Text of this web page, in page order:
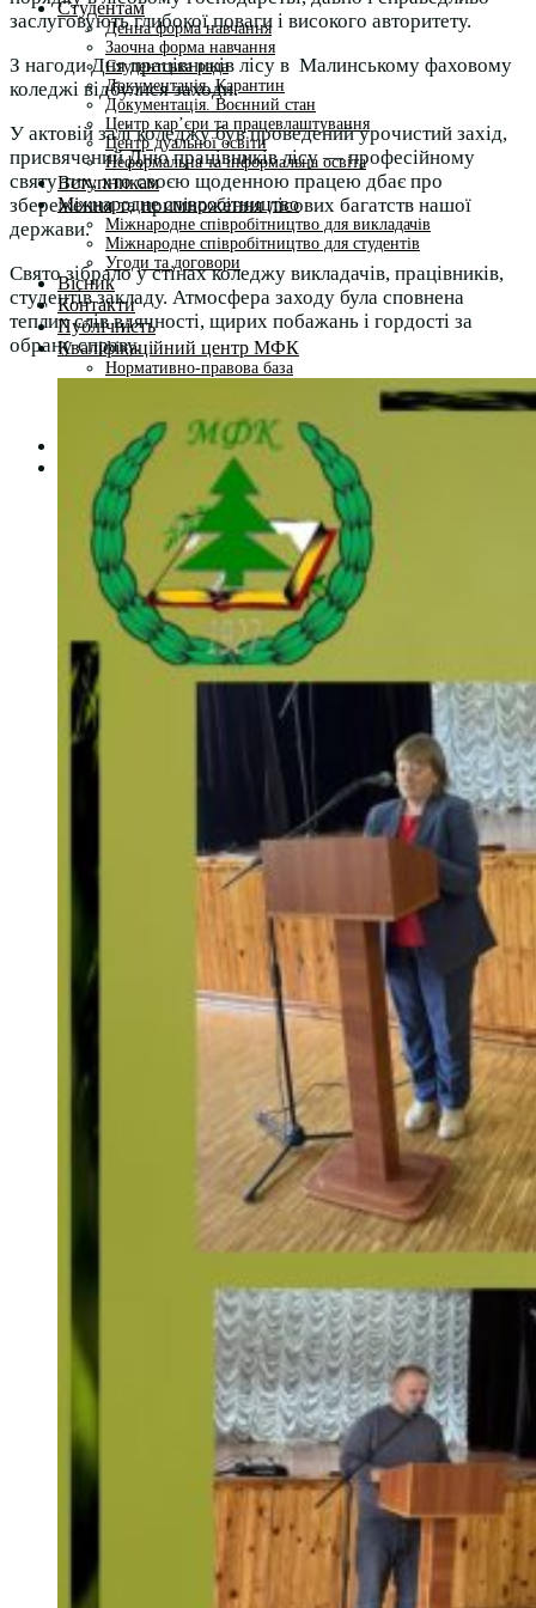
Студентам
Денна форма навчання
Заочна форма навчання
Студентська рада
Документація. Карантин
Документація. Воєнний стан
Центр кар’єри та працевлаштування
Центр дуальної освіти
Неформальна та інформальна освіта
Вступникам
Міжнародне співробітництво
Міжнародне співробітництво для викладачів
Міжнародне співробітництво для студентів
Угоди та договори
Вісник
Контакти
Публічність
Кваліфікаційний центр МФК
Нормативно-правова база
Професійні стандарти
Майстри сервісних центрів
Про формальну, неформальну та інформальну освіту
заслуговують глибокої поваги і високого авторитету.
З нагоди Дня працівників лісу в Малинському фаховому
коледжі відбулися заходи.
У актовій залі коледжу був проведений урочистий захід,
присвячений Дню працівників лісу — професійному
святу тих, хто своєю щоденною працею дбає про
збереження та примноження лісових багатств нашої
держави.
Свято зібрало у стінах коледжу викладачів, працівників,
студентів закладу. Атмосфера заходу була сповнена
теплих слів вдячності, щирих побажань і гордості за
обрану справу.